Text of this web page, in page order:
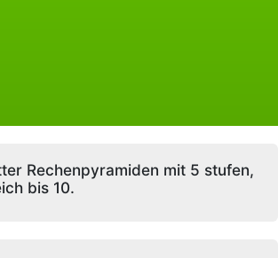
Rechenpyramiden mit 5 stufen,
bis 10.